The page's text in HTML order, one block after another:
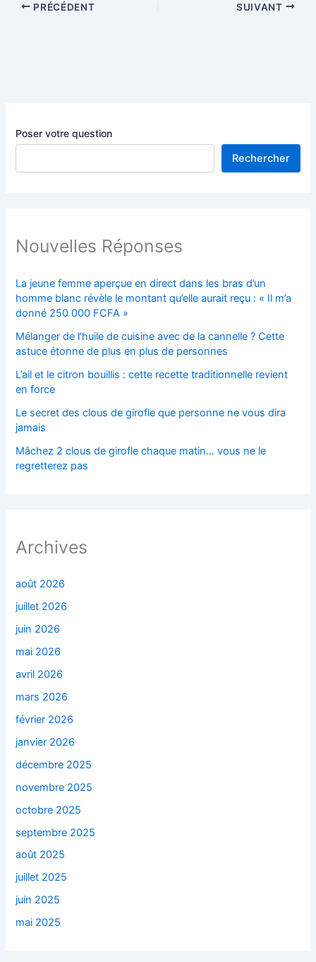
Poser votre question
Rechercher
Nouvelles Réponses
La jeune femme aperçue en direct dans les bras d’un
homme blanc révèle le montant qu’elle aurait reçu : « Il m’a
donné 250 000 FCFA »
Mélanger de l’huile de cuisine avec de la cannelle ? Cette
astuce étonne de plus en plus de personnes
L’ail et le citron bouillis : cette recette traditionnelle revient
en force
Le secret des clous de girofle que personne ne vous dira
jamais
Mâchez 2 clous de girofle chaque matin… vous ne le
regretterez pas
Archives
août 2026
juillet 2026
juin 2026
mai 2026
avril 2026
mars 2026
février 2026
janvier 2026
décembre 2025
novembre 2025
octobre 2025
septembre 2025
août 2025
juillet 2025
juin 2025
mai 2025
PRÉCÉDENT SUIVANT